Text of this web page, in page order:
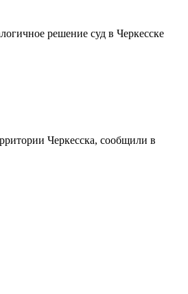
решение суд в Черкесске
Черкесска, сообщили в